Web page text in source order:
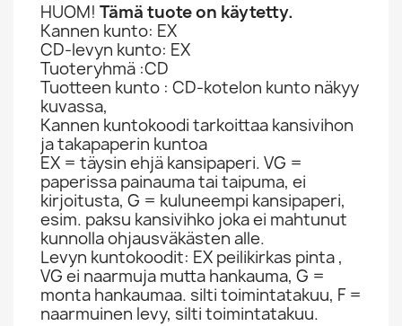
HUOM! Tämä tuote on käytetty.
Kannen kunto: EX
CD-levyn kunto: EX
Tuoteryhmä :CD
Tuotteen kunto : CD-kotelon kunto näkyy
kuvassa,
Kannen kuntokoodi tarkoittaa kansivihon
ja takapaperin kuntoa
EX = täysin ehjä kansipaperi. VG =
paperissa painauma tai taipuma, ei
kirjoitusta, G = kuluneempi kansipaperi,
esim. paksu kansivihko joka ei mahtunut
kunnolla ohjausväkästen alle.
Levyn kuntokoodit: EX peilikirkas pinta ,
VG ei naarmuja mutta hankauma, G =
monta hankaumaa. silti toimintatakuu, F =
naarmuinen levy, silti toimintatakuu.